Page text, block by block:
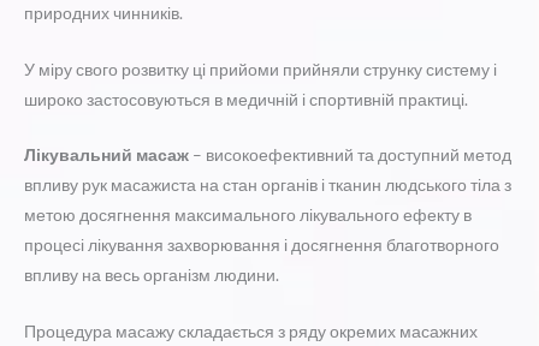
природних чинників.
У міру свого розвитку ці прийоми прийняли струнку систему і
широко застосовуються в медичній і спортивній практиці.
Лікувальний масаж – високоефективний та доступний метод
впливу рук масажиста на стан органів і тканин людського тіла з
метою досягнення максимального лікувального ефекту в
процесі лікування захворювання і досягнення благотворного
впливу на весь організм людини.
Процедура масажу складається з ряду окремих масажних